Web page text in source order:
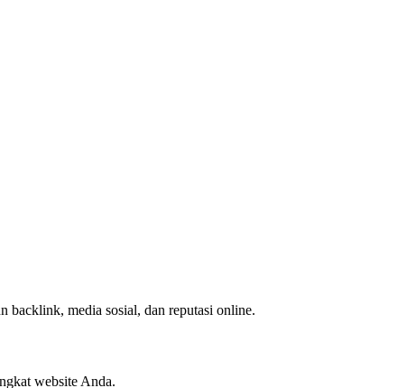
backlink, media sosial, dan reputasi online.
website Anda.